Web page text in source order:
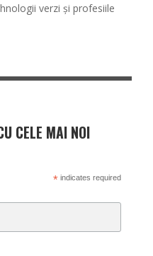
verzi și profesiile
CELE MAI NOI
*indicates required